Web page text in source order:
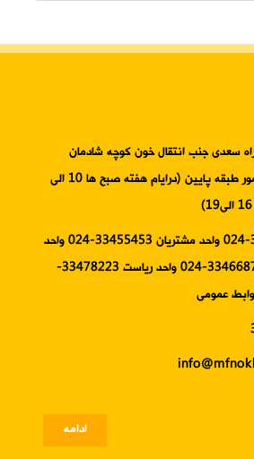
سعدی جنب انتقال خون کوچه شادمان
ساختمان نامور طبقه پایین (درایام هفته صبح ها 10 الی
024-33544688 واحد مشتریان 33455453-024 واحد
مشتریان 33466877-024 واحد ریاست 33478223-
ادامه